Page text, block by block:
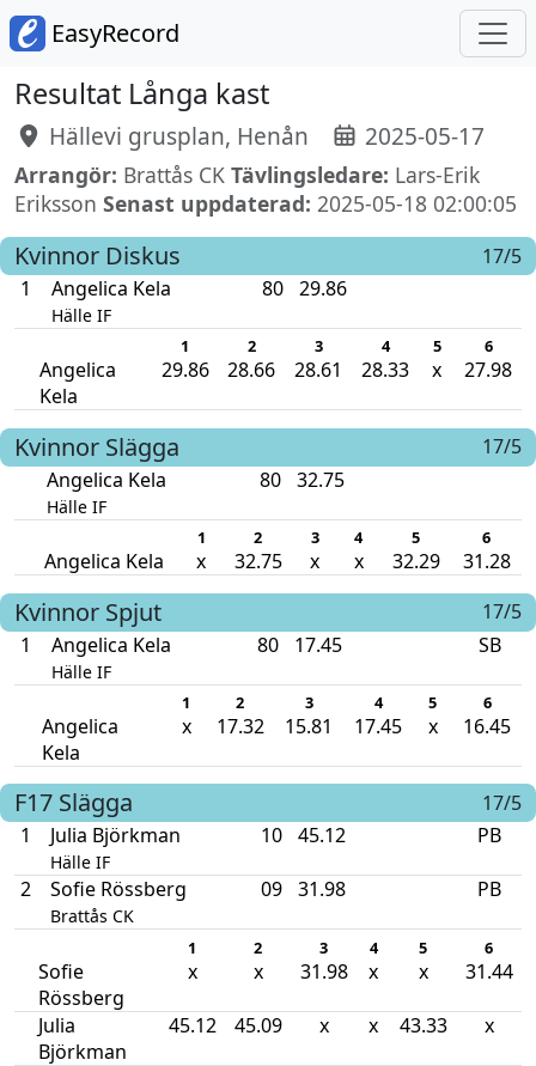
EasyRecord
Resultat Långa kast
Hällevi grusplan, Henån 2025-05-17
Arrangör: Brattås CK Tävlingsledare: Lars-Erik
Eriksson Senast uppdaterad: 2025-05-18 02:00:05
Kvinnor Diskus
17/5
1
Angelica Kela
Hälle IF
80 29.86
1 2 3 4 5 6
Angelica
Kela
29.86 28.66 28.61 28.33 x 27.98
Kvinnor Slägga
17/5
Angelica Kela
Hälle IF
80 32.75
1 2 3 4 5 6
Angelica Kela x 32.75 x x 32.29 31.28
Kvinnor Spjut
17/5
1
Angelica Kela
Hälle IF
80 17.45 SB
1 2 3 4 5 6
Angelica
Kela
x 17.32 15.81 17.45 x 16.45
F17 Slägga
17/5
1
Julia Björkman
Hälle IF
10 45.12 PB
2 Sofie Rössberg
Brattås CK
09 31.98 PB
1 2 3 4 5 6
Sofie
Rössberg
x x 31.98 x x 31.44
Julia
Björkman
45.12 45.09 x x 43.33 x